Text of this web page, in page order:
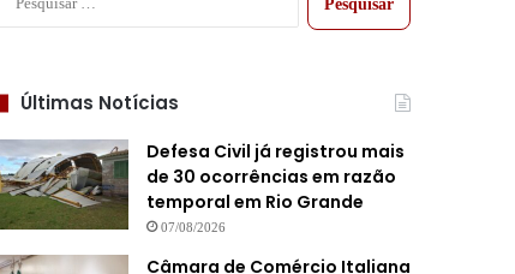
Últimas Notícias
Defesa Civil já registrou mais
de 30 ocorrências em razão
temporal em Rio Grande
07/08/2026
Câmara de Comércio Italiana